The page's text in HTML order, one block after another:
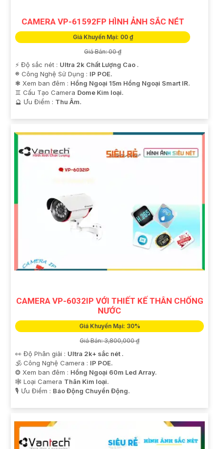
CAMERA VP-61592FP HÌNH ẢNH SẮC NÉT
Giá Khuyến Mại: 00 ₫
Giá Bán: 00 ₫
️⚡ Độ sắc nét : Ultra 2k Chất Lượng Cao .
®️ Công Nghệ Sử Dụng : IP POE.
❃ Xem ban đêm : Hồng Ngoại 15m Hồng Ngoại Smart IR.
♊ Cấu Tạo Camera Dome Kim loại.
️🔮 Ưu Điểm : Thu Âm.
CAMERA VP-6032IP VỚI THIẾT KẾ THÂN CHỐNG
NƯỚC
Giá Khuyến Mại: 30%
Giá Bán: 3,800,000 ₫
👀 Độ Phân giải : Ultra 2k+ sắc nét .
🕉️ Công Nghệ Camera : IP POE.
❂ Xem ban đêm : Hồng Ngoại 60m Led Array.
🕸️ Loại Camera Thân Kim loại.
️🎙 Ưu Điểm : Báo Động Chuyển Động.